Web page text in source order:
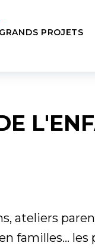
GRANDS PROJETS
ateliers
familles...